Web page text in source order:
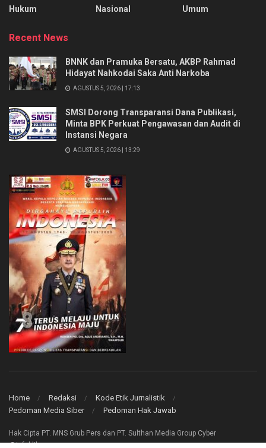
Hukum
Nasional
Umum
Recent News
BNNK dan Pramuka Bersatu, AKBP Rahmad
Hidayat Nahkodai Saka Anti Narkoba
AGUSTUS 5, 2026 | 17:13
SMSI Dorong Transparansi Dana Publikasi,
Minta BPK Perkuat Pengawasan dan Audit di
Instansi Negara
AGUSTUS 5, 2026 | 13:29
Home Redaksi
Kode Etik Jurnalistik
Pedoman Media Siber
Pedoman Hak Jawab
Hak Cipta PT. MNS Grub Pers dan PT. Sulthan Media Group Cyber
@infoklik.co